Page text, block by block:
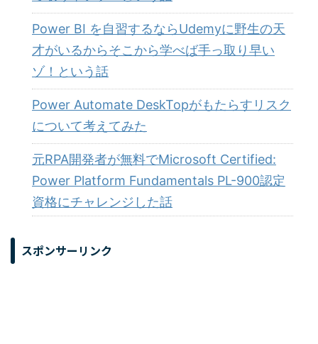
Power BI を自習するならUdemyに野生の天
才がいるからそこから学べば手っ取り早い
ゾ！という話
Power Automate DeskTopがもたらすリスク
について考えてみた
元RPA開発者が無料でMicrosoft Certified:
Power Platform Fundamentals PL-900認定
資格にチャレンジした話
スポンサーリンク